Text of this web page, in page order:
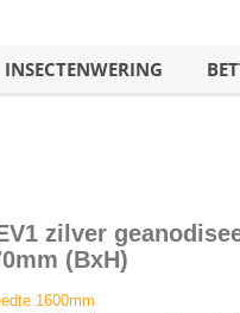
INSECTENWERING
zilver
(BxH)
1600mm